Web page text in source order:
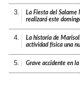
3.
La Fiesta del Salame
realizará este
4.
La historia de
actividad física una
5. Grave accidente en